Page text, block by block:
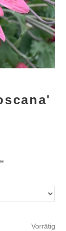
Vorrätig